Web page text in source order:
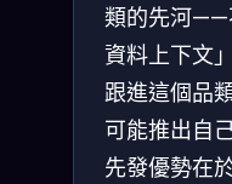
類的先河——
資料上下文
跟進這個品
可能推出自
先發優勢在